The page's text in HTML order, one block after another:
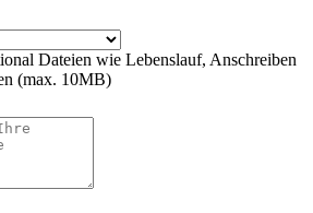
Dateien wie Lebenslauf, Anschreiben
(max. 10MB)